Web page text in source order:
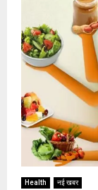
Health नई खबर